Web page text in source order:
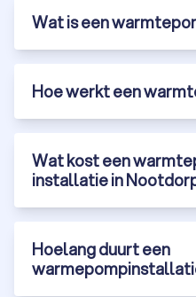
het gebruik van de
beantwoordt eventuele
Stap 9: Nazorg en
Het proces eindigt niet bij de
installateur biedt nazorg en
onderhoud van de
controles, reiniging van filters
warmtepomp te waarborgen.
Wat is een
Hoe werkt een
Wat kost een
installatie in
Hoelang duurt een